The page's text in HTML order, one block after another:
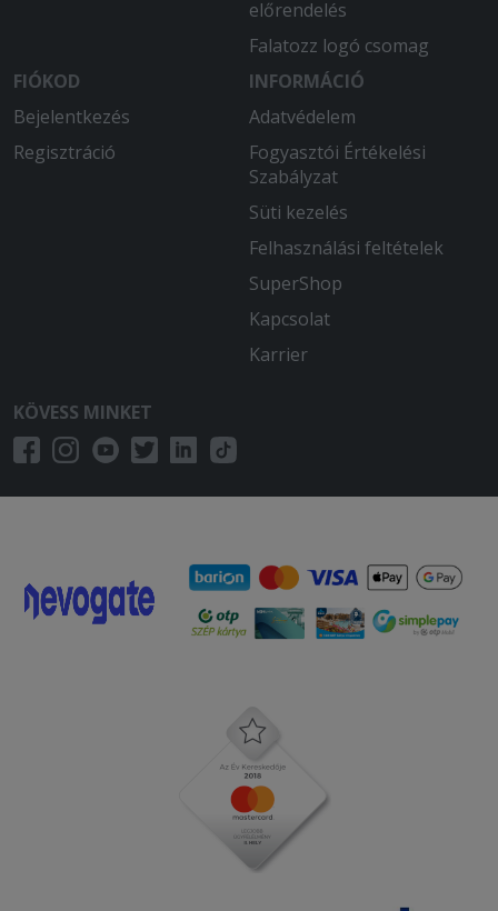
előrendelés
Falatozz logó csomag
FIÓKOD
Bejelentkezés
Regisztráció
INFORMÁCIÓ
Adatvédelem
Fogyasztói Értékelési
Szabályzat
Süti kezelés
Felhasználási feltételek
SuperShop
Kapcsolat
Karrier
KÖVESS MINKET